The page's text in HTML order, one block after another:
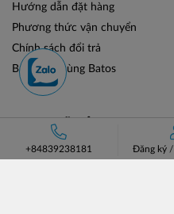
Hướng dẫn đặt hàng
Phương thức vận chuyển
Chính sách đổi trả
Bán hàng cùng Batos
MẠNG XÃ HỘI
+84839238181 Đăng ký